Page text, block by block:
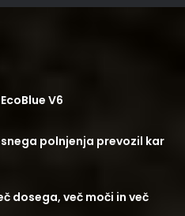
V6
polnjenja prevozil kar
dosega, več moči in več